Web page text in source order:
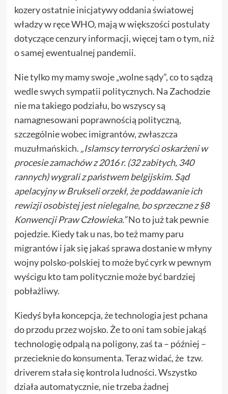
kozery ostatnie inicjatywy oddania światowej
władzy w ręce WHO, mają w większości postulaty
dotyczące cenzury informacji, więcej tam o tym, niż
o samej ewentualnej pandemii.
Nie tylko my mamy swoje „wolne sądy”, co to sądzą
wedle swych sympatii politycznych. Na Zachodzie
nie ma takiego podziału, bo wszyscy są
namagnesowani poprawnością polityczną,
szczególnie wobec imigrantów, zwłaszcza
muzułmańskich. „Islamscy terroryści oskarżeni w
procesie zamachów z 2016 r. (32 zabitych, 340
rannych) wygrali z państwem belgijskim. Sąd
apelacyjny w Brukseli orzekł, że poddawanie ich
rewizji osobistej jest nielegalne, bo sprzeczne z §8
Konwencji Praw Człowieka.”No to już tak pewnie
pojedzie. Kiedy tak u nas, bo też mamy paru
migrantów i jak się jakaś sprawa dostanie w młyny
wojny polsko-polskiej to może być cyrk w pewnym
wyścigu kto tam politycznie może być bardziej
pobłażliwy.
Kiedyś była koncepcja, że technologia jest pchana
do przodu przez wojsko. Że to oni tam sobie jakąś
technologię odpalą na poligony, zaś ta – później –
przecieknie do konsumenta. Teraz widać, że tzw.
driverem stała się kontrola ludności. Wszystko
działa automatycznie, nie trzeba żadnej